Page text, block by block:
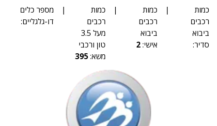
כמות
רכבים
ביבוא
סדיר:
|
כמות
רכבים
ביבוא
אישי:2
|
כמות
רכבים
מעל 3.5
טון ורכבי
משא:395
|
מספר כלים
דו-גלגליים: